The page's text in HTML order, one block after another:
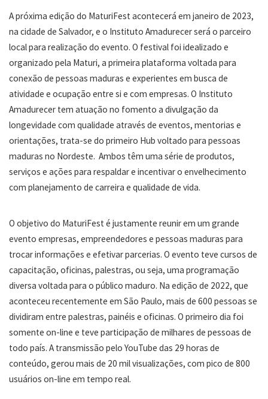
A próxima edição do MaturiFest acontecerá em janeiro de 2023,
na cidade de Salvador, e o Instituto Amadurecer será o parceiro
local para realização do evento. O festival foi idealizado e
organizado pela Maturi, a primeira plataforma voltada para
conexão de pessoas maduras e experientes em busca de
atividade e ocupação entre si e com empresas. O Instituto
Amadurecer tem atuação no fomento a divulgação da
longevidade com qualidade através de eventos, mentorias e
orientações, trata-se do primeiro Hub voltado para pessoas
maduras no Nordeste. Ambos têm uma série de produtos,
serviços e ações para respaldar e incentivar o envelhecimento
com planejamento de carreira e qualidade de vida.
O objetivo do MaturiFest é justamente reunir em um grande
evento empresas, empreendedores e pessoas maduras para
trocar informações e efetivar parcerias. O evento teve cursos de
capacitação, oficinas, palestras, ou seja, uma programação
diversa voltada para o público maduro. Na edição de 2022, que
aconteceu recentemente em São Paulo, mais de 600 pessoas se
dividiram entre palestras, painéis e oficinas. O primeiro dia foi
somente on-line e teve participação de milhares de pessoas de
todo país. A transmissão pelo YouTube das 29 horas de
conteúdo, gerou mais de 20 mil visualizações, com pico de 800
usuários on-line em tempo real.